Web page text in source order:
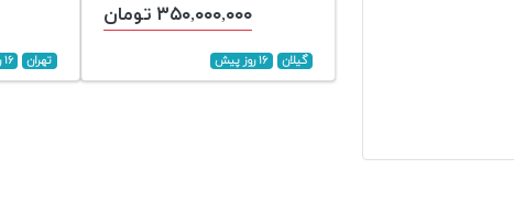
۳۵۰,۰۰۰,۰۰۰ تومان
گیلان ۱۶ روز پیش تهران ۱۶ روز پیش